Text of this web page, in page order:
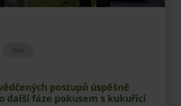
TISK
postupů úspěšně
další fáze pokusem s kukuřicí